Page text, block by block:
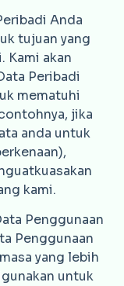
Anda
tujuan yang
Kami akan
Peribadi
mematuhi
jika
anda untuk
kami.
Penggunaan
Penggunaan
yang lebih
untuk